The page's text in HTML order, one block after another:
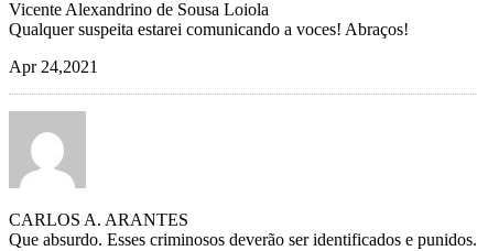
Vicente Alexandrino de Sousa Loiola
Qualquer suspeita estarei comunicando a voces! Abraços!
Apr 24,2021
CARLOS A. ARANTES
Que absurdo. Esses criminosos deverão ser identificados e punidos.